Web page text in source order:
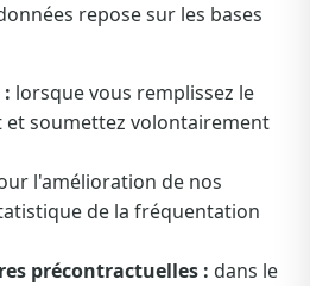
repose sur les bases
lorsque vous remplissez le
soumettez volontairement
l'amélioration de nos
de la fréquentation
précontractuelles : dans le